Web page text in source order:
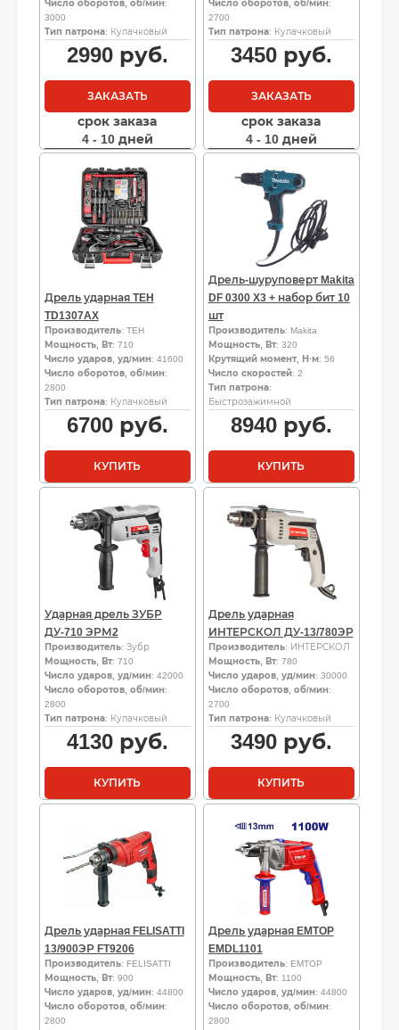
Число оборотов, об/мин:
3000
Тип патрона: Кулачковый
2990руб.
ЗАКАЗАТЬ
срок заказа
4 - 10 дней
Число оборотов, об/мин:
2700
Тип патрона: Кулачковый
3450руб.
ЗАКАЗАТЬ
срок заказа
4 - 10 дней
Дрель ударная TEH
TD1307AX
Производитель: TEH
Мощность, Вт: 710
Число ударов, уд/мин: 41600
Число оборотов, об/мин:
2800
Тип патрона: Кулачковый
6700руб.
КУПИТЬ
Дрель-шуруповерт Makita
DF 0300 X3 + набор бит 10
шт
Производитель: Makita
Мощность, Вт: 320
Крутящий момент, Н·м: 56
Число скоростей: 2
Тип патрона:
Быстрозажимной
8940руб.
КУПИТЬ
Ударная дрель ЗУБР
ДУ-710 ЭРМ2
Производитель: Зубр
Мощность, Вт: 710
Число ударов, уд/мин: 42000
Число оборотов, об/мин:
2800
Тип патрона: Кулачковый
4130руб.
КУПИТЬ
Дрель ударная
ИНТЕРСКОЛ ДУ-13/780ЭР
Производитель: ИНТЕРСКОЛ
Мощность, Вт: 780
Число ударов, уд/мин: 30000
Число оборотов, об/мин:
2700
Тип патрона: Кулачковый
3490руб.
КУПИТЬ
Дрель ударная FELISATTI
13/900ЭР FT9206
Производитель: FELISATTI
Мощность, Вт: 900
Число ударов, уд/мин: 44800
Число оборотов, об/мин:
2800
Дрель ударная EMTOP
EMDL1101
Производитель: EMTOP
Мощность, Вт: 1100
Число ударов, уд/мин: 44800
Число оборотов, об/мин:
2800